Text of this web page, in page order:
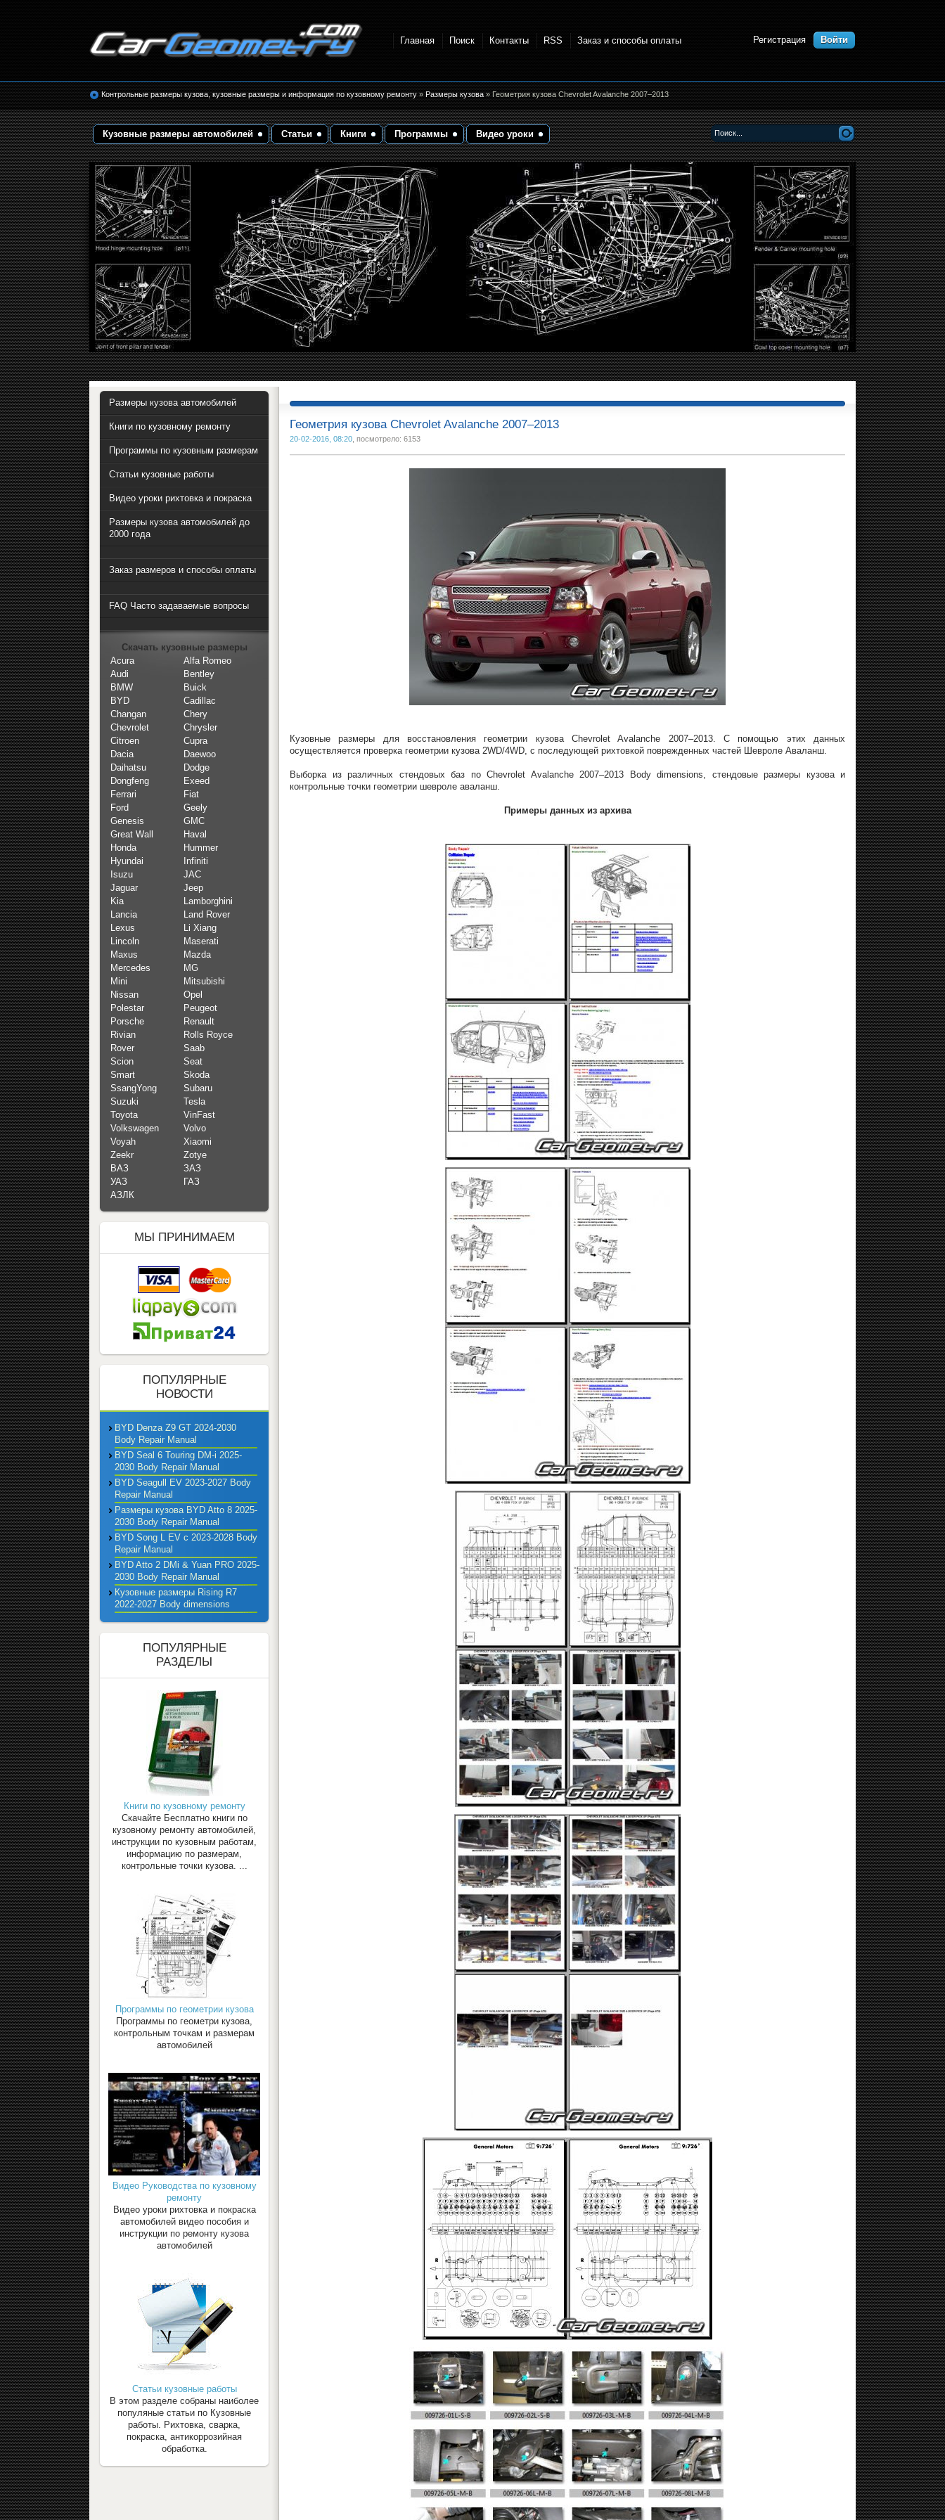
кузовные размеры. Геометрия кузова
Главная Поиск Контакты RSS Заказ и способы оплаты Регистрация Войти
Контрольные размеры кузова, кузовные размеры и информация по кузовному ремонту»Размеры кузова» Геометрия кузова Chevrolet Avalanche 2007–2013
Кузовные размеры автомобилей Статьи Книги Программы Видео уроки
Геометрия кузова Chevrolet Avalanche 2007–2013
20-02-2016, 08:20, посмотрело: 6153
Кузовные размеры для восстановления геометрии кузова Chevrolet Avalanche 2007–2013. С помощью этих данных
осуществляется проверка геометрии кузова 2WD/4WD, с последующей рихтовкой поврежденных частей Шевроле Аваланш.
Выборка из различных стендовых баз по Chevrolet Avalanche 2007–2013 Body dimensions, стендовые размеры кузова и
контрольные точки геометрии шевроле аваланш.
Примеры данных из архива
Размеры кузова автомобилей
Книги по кузовному ремонту
Программы по кузовным размерам
Статьи кузовные работы
Видео уроки рихтовка и покраска
Размеры кузова автомобилей до
2000 года
Заказ размеров и способы оплаты
FAQ Часто задаваемые вопросы
Скачать кузовные размеры
Acura
Alfa Romeo
Audi
Bentley
BMW
Buick
BYD
Cadillac
Changan
Chery
Chevrolet
Chrysler
Citroen
Cupra
Dacia
Daewoo
Daihatsu
Dodge
Dongfeng
Exeed
Ferrari
Fiat
Ford
Geely
Genesis
GMC
Great Wall
Haval
Honda
Hummer
Hyundai
Infiniti
Isuzu
JAC
Jaguar
Jeep
Kia
Lamborghini
Lancia
Land Rover
Lexus
Li Xiang
Lincoln
Maserati
Maxus
Mazda
Mercedes
MG
Mini
Mitsubishi
Nissan
Opel
Polestar
Peugeot
Porsche
Renault
Rivian
Rolls Royce
Rover
Saab
Scion
Seat
Smart
Skoda
SsangYong
Subaru
Suzuki
Tesla
Toyota
VinFast
Volkswagen
Volvo
Voyah
Xiaomi
Zeekr
Zotye
ВАЗ
ЗАЗ
УАЗ
ГАЗ
АЗЛК
МЫ ПРИНИМАЕМ
ПОПУЛЯРНЫЕ
НОВОСТИ
BYD Denza Z9 GT 2024-2030
Body Repair Manual
BYD Seal 6 Touring DM-i 2025-
2030 Body Repair Manual
BYD Seagull EV 2023-2027 Body
Repair Manual
Размеры кузова BYD Atto 8 2025-
2030 Body Repair Manual
BYD Song L EV с 2023-2028 Body
Repair Manual
BYD Atto 2 DMi & Yuan PRO 2025-
2030 Body Repair Manual
Кузовные размеры Rising R7
2022-2027 Body dimensions
ПОПУЛЯРНЫЕ
РАЗДЕЛЫ
Книги по кузовному ремонту
Скачайте Бесплатно книги по
кузовному ремонту автомобилей,
инструкции по кузовным работам,
информацию по размерам,
контрольные точки кузова. ...
Программы по геометрии кузова
Программы по геометри кузова,
контрольным точкам и размерам
автомобилей
Видео Руководства по кузовному
ремонту
Видео уроки рихтовка и покраска
автомобилей видео пособия и
инструкции по ремонту кузова
автомобилей
Статьи кузовные работы
В этом разделе собраны наиболее
популяные статьи по Кузовные
работы. Рихтовка, сварка,
покраска, антикоррозийная
обработка.